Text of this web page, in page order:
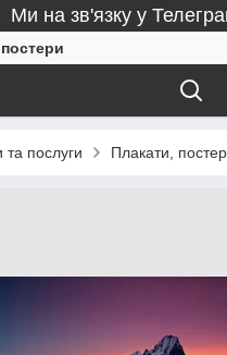
Ми на зв'язку у
та послуги Плакати,